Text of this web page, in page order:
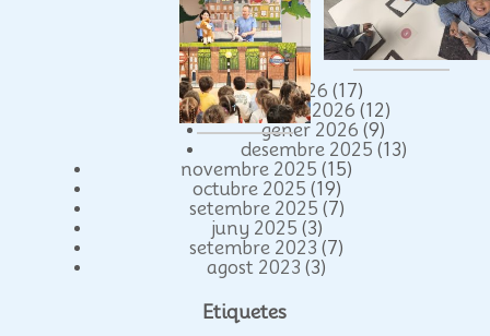
2026 (17)
febrer 2026 (12)
gener 2026 (9)
desembre 2025 (13)
novembre 2025 (15)
octubre 2025 (19)
setembre 2025 (7)
juny 2025 (3)
setembre 2023 (7)
agost 2023 (3)
Etiquetes